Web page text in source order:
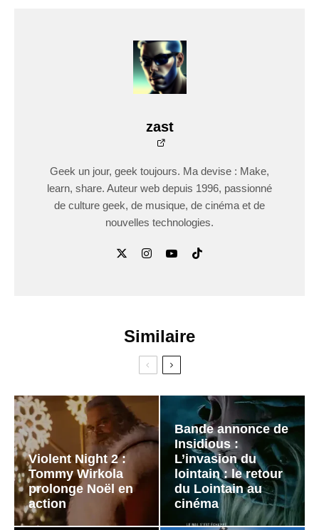
zast
Geek un jour, geek toujours. Ma devise : Make,
learn, share. Auteur web depuis 1996, passionné
de culture geek, de musique, de cinéma et de
nouvelles technologies.
Similaire
Violent Night 2 :
Tommy Wirkola
prolonge Noël en
action
Bande annonce de
Insidious :
L’invasion du
lointain : le retour
du Lointain au
cinéma